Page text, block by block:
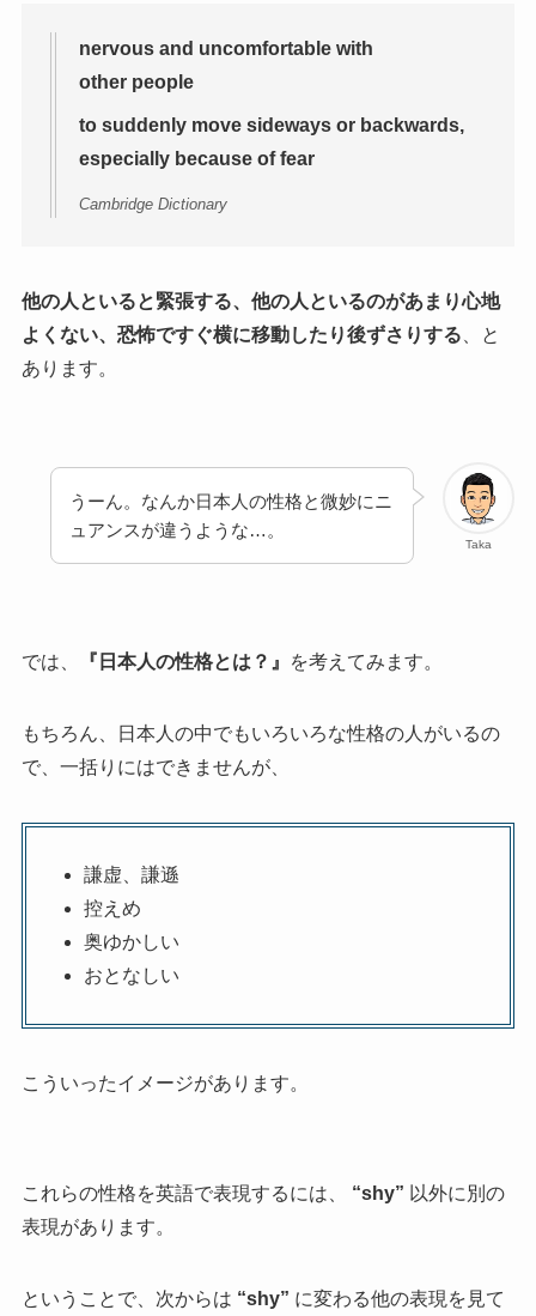
nervous and uncomfortable with
other people
to suddenly move sideways or backwards,
especially because of fear
Cambridge Dictionary
他の人といると緊張する、他の人といるのがあまり心地
よくない、恐怖ですぐ横に移動したり後ずさりする、と
あります。
Taka
うーん。なんか日本人の性格と微妙にニ
ュアンスが違うような…。
では、 『日本人の性格とは？』 を考えてみます。
もちろん、日本人の中でもいろいろな性格の人がいるの
で、一括りにはできませんが、
謙虚、謙遜
控えめ
奥ゆかしい
おとなしい
こういったイメージがあります。
これらの性格を英語で表現するには、 “shy” 以外に別の
表現があります。
ということで、次からは “shy” に変わる他の表現を見て